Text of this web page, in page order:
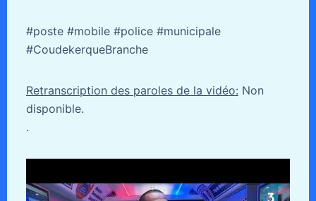
#poste #mobile #police #municipale
#CoudekerqueBranche
Retranscription des paroles de la vidéo: Non
disponible.
.